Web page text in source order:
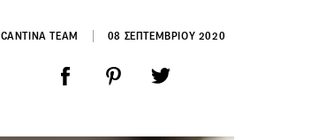
Παιδί
CANTINA TEAM 08 ΣΕΠΤΕΜΒΡΙΟΥ 2020